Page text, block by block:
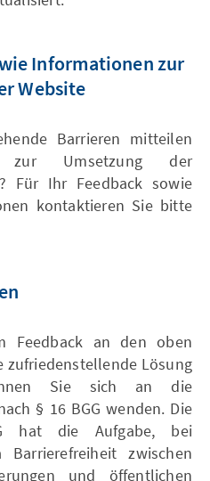
Informationen zur
Website
Barrieren mitteilen
zur Umsetzung der
Für Ihr Feedback sowie
kontaktieren Sie bitte
Feedback an den oben
zufriedenstellende Lösung
Sie sich an die
§ 16 BGG wenden. Die
hat die Aufgabe, bei
zwischen
und öffentlichen